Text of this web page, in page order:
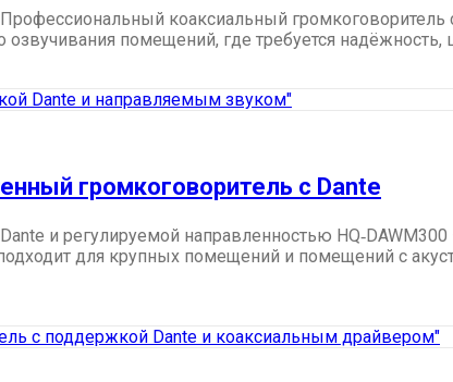
коаксиальный
помещений, где требуется надёжность,
громкоговоритель с Dante
и регулируемой направленностью
для крупных помещений и помещений с